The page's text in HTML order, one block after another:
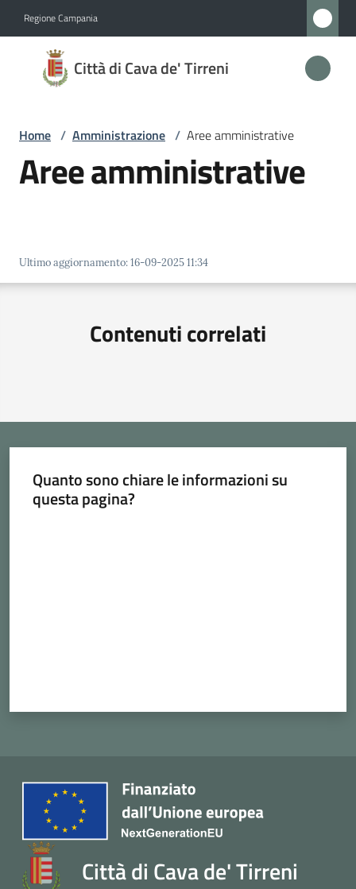
Regione Campania
Città di Cava de' Tirreni
Città
di
de'
Tirreni
Novità
Tutti
Home / Amministrazione / Aree amministrative
Aree amministrative
Ultimo aggiornamento:16-09-2025 11:34
Contenuti correlati
Quanto sono chiare le informazioni su
questa pagina?
Città di Cava de' Tirreni